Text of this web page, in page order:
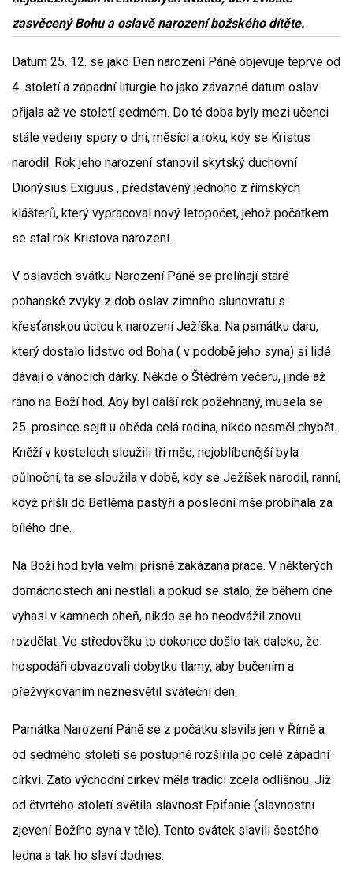
zasvěcený Bohu a oslavě narození božského dítěte.
Datum 25. 12. se jako Den narození Páně objevuje teprve od
4. století a západní liturgie ho jako závazné datum oslav
přijala až ve století sedmém. Do té doba byly mezi učenci
stále vedeny spory o dni, měsíci a roku, kdy se Kristus
narodil. Rok jeho narození stanovil skytský duchovní
Dionýsius Exiguus , představený jednoho z římských
klášterů, který vypracoval nový letopočet, jehož počátkem
se stal rok Kristova narození.
V oslavách svátku Narození Páně se prolínají staré
pohanské zvyky z dob oslav zimního slunovratu s
křesťanskou úctou k narození Ježíška. Na památku daru,
který dostalo lidstvo od Boha ( v podobě jeho syna) si lidé
dávají o vánocích dárky. Někde o Štědrém večeru, jinde až
ráno na Boží hod. Aby byl další rok požehnaný, musela se
25. prosince sejít u oběda celá rodina, nikdo nesměl chybět.
Kněží v kostelech sloužili tři mše, nejoblíbenější byla
půlnoční, ta se sloužila v době, kdy se Ježíšek narodil, ranní,
když přišli do Betléma pastýři a poslední mše probíhala za
bílého dne.
Na Boží hod byla velmi přísně zakázána práce. V některých
domácnostech ani nestlali a pokud se stalo, že během dne
vyhasl v kamnech oheň, nikdo se ho neodvážil znovu
rozdělat. Ve středověku to dokonce došlo tak daleko, že
hospodáři obvazovali dobytku tlamy, aby bučením a
přežvykováním neznesvětil sváteční den.
Památka Narození Páně se z počátku slavila jen v Římě a
od sedmého století se postupně rozšířila po celé západní
církvi. Zato východní církev měla tradici zcela odlišnou. Již
od čtvrtého století světila slavnost Epifanie (slavnostní
zjevení Božího syna v těle). Tento svátek slavili šestého
ledna a tak ho slaví dodnes.